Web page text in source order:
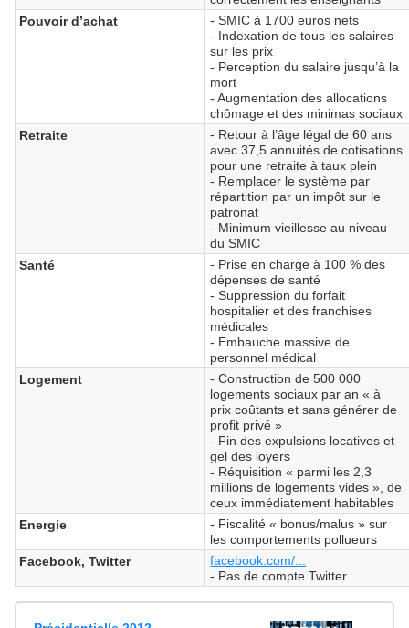
Pouvoir d’achat
- SMIC à 1700 euros nets
- Indexation de tous les salaires
sur les prix
- Perception du salaire jusqu’à la
mort
- Augmentation des allocations
chômage et des minimas sociaux
Retraite
- Retour à l’âge légal de 60 ans
avec 37,5 annuités de cotisations
pour une retraite à taux plein
- Remplacer le système par
répartition par un impôt sur le
patronat
- Minimum vieillesse au niveau
du SMIC
Santé
- Prise en charge à 100 % des
dépenses de santé
- Suppression du forfait
hospitalier et des franchises
médicales
- Embauche massive de
personnel médical
Logement
- Construction de 500 000
logements sociaux par an « à
prix coûtants et sans générer de
profit privé »
- Fin des expulsions locatives et
gel des loyers
- Réquisition « parmi les 2,3
millions de logements vides », de
ceux immédiatement habitables
Energie
- Fiscalité « bonus/malus » sur
les comportements pollueurs
Facebook, Twitter
facebook.com/...
- Pas de compte Twitter